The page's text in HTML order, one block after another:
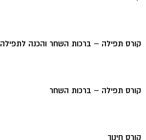
קורס תפילה – ברכות השחר והכנה לתפילה
קורס תפילה – ברכות השחר
קורס חינוך